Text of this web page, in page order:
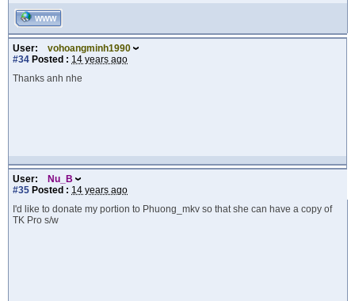
WWW
User:
vohoangminh1990
#34 Posted : 14 years ago
Thanks anh nhe
User:
Nu_B
#35 Posted : 14 years ago
I'd like to donate my portion to Phuong_mkv so that she can have a copy of
TK Pro s/w